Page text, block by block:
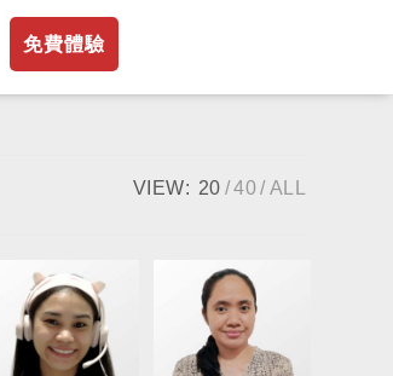
免費體驗
VIEW: 20 40 ALL